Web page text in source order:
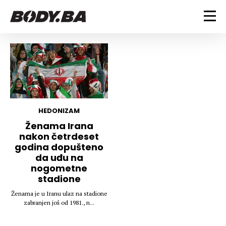
FITNESS
Vježbanje
Mršanje
Discipline
Indoor & Outdoor
BODYBUILDING
Trening i vježbe
Takmičarski bodybuilding
Savjeti
Ostalo
Dijete
Nutricionizam
Recepti
Suplementi
Tablica kalorija
ZDRAVLJE
Um i tijelo
Povrede i bolesti
Lifestyle
Trudnice
LIFESTYLE
Bodybuilding
Fitness
Ishrana
VODA
HEDONIZAM
Ženama Irana
nakon četrdeset
godina dopušteno
da uđu na
nogometne
stadione
Ženama je u Iranu ulaz na stadione
zabranjen još od 1981., n...